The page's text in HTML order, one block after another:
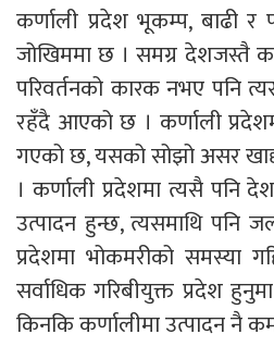
कर्णाली प्रदेश भूकम्प, बाढी र
जोखिममा छ । समग्र देशजस्तै
परिवर्तनको कारक नभए पनि
रहँदै आएको छ । कर्णाली
गएको छ, यसको सोझो असर
। कर्णाली प्रदेशमा त्यसै पनि
उत्पादन हुन्छ, त्यसमाथि पनि
प्रदेशमा भोकमरीको समस्या
सर्वाधिक गरिबीयुक्त प्रदेश
किनकि कर्णालीमा उत्पादन नै